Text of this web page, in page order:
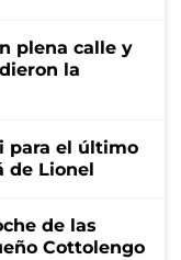
plena calle y
la
para el último
de Lionel
de las
Cottolengo